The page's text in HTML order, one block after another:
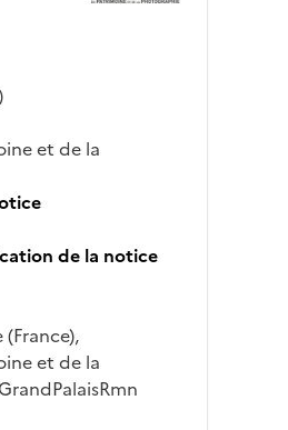
et de la
de la notice
et de la